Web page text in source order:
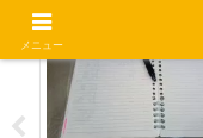
メニュー